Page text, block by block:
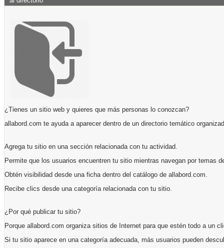
¿Tienes un sitio web y quieres que más personas lo conozcan?
allabord.com te ayuda a aparecer dentro de un directorio temático
Agrega tu sitio en una sección relacionada con tu actividad.
Permite que los usuarios encuentren tu sitio mientras navegan por temas
Obtén visibilidad desde una ficha dentro del catálogo de allabord.com.
Recibe clics desde una categoría relacionada con tu sitio.
¿Por qué publicar tu sitio?
Porque allabord.com organiza sitios de Internet para que estén todo a un
Si tu sitio aparece en una categoría adecuada, más usuarios pueden